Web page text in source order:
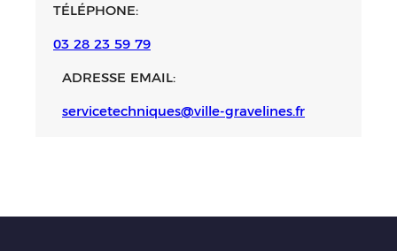
TÉLÉPHONE:
03 28 23 59 79
ADRESSE EMAIL:
servicetechniques@ville-gravelines.fr